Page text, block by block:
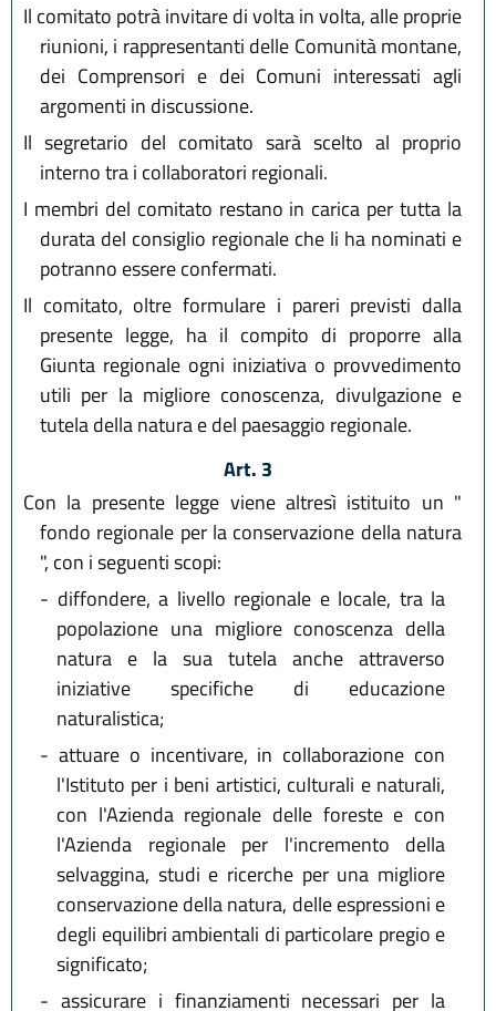
Il comitato potrà invitare di volta in volta, alle proprie
riunioni, i rappresentanti delle Comunità montane,
dei Comprensori e dei Comuni interessati agli
argomenti in discussione.
Il segretario del comitato sarà scelto al proprio
interno tra i collaboratori regionali.
I membri del comitato restano in carica per tutta la
durata del consiglio regionale che li ha nominati e
potranno essere confermati.
Il comitato, oltre formulare i pareri previsti dalla
presente legge, ha il compito di proporre alla
Giunta regionale ogni iniziativa o provvedimento
utili per la migliore conoscenza, divulgazione e
tutela della natura e del paesaggio regionale.
Art. 3
Con la presente legge viene altresì istituito un "
fondo regionale per la conservazione della natura
", con i seguenti scopi:
- diffondere, a livello regionale e locale, tra la
popolazione una migliore conoscenza della
natura e la sua tutela anche attraverso
iniziative specifiche di educazione
naturalistica;
- attuare o incentivare, in collaborazione con
l'Istituto per i beni artistici, culturali e naturali,
con l'Azienda regionale delle foreste e con
l'Azienda regionale per l'incremento della
selvaggina, studi e ricerche per una migliore
conservazione della natura, delle espressioni e
degli equilibri ambientali di particolare pregio e
significato;
- assicurare i finanziamenti necessari per la